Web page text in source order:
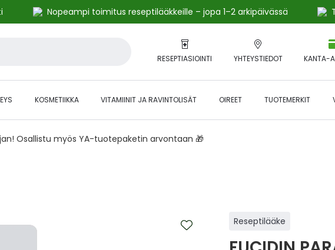
Nopeampi toimitus reseptilääkkeille – jopa 1–2 arkipäivässä
RESEPTIASIOINTI YHTEYSTIEDOT KANTA-
KOSMETIIKKA VITAMIINIT JA RAVINTOLISÄT OIREET TUOTEMERKIT
Osallistu myös YA-tuotepaketin arvontaan 🎁
Reseptilääke